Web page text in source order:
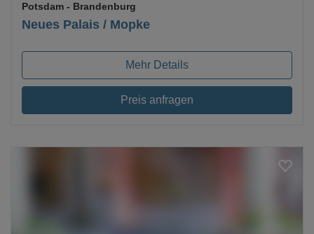
Neues Palais / Mopke
Potsdam - Brandenburg
Mehr Details
Preis anfragen